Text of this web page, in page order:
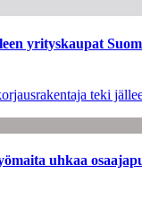
yrityskaupat
teki
uhkaa